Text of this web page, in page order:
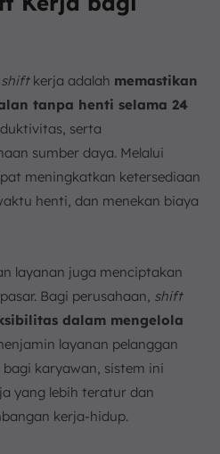
shiftkerja adalah memastikan
tanpa henti selama 24
serta
sumber daya. Melalui
meningkatkan ketersediaan
henti, dan menekan biaya
layanan juga menciptakan
Bagi perusahaan, shift
dalam mengelola
layanan pelanggan
bagi karyawan, sistem ini
yang lebih teratur dan
kerja-hidup.